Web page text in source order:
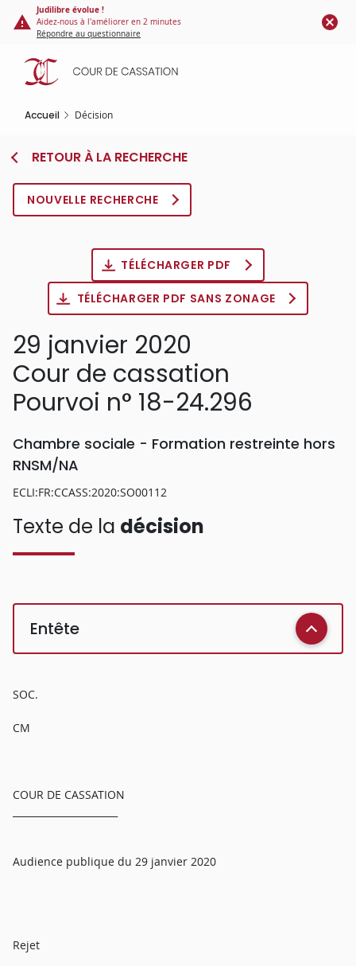
Panneau de gestion des cookies
contenu
principal
Judilibre évolue !
Aidez-nous à l'améliorer en 2 minutes
Répondre au questionnaire
Accueil Décision
RETOUR À LA RECHERCHE
NOUVELLE RECHERCHE
TÉLÉCHARGER PDF
TÉLÉCHARGER PDF SANS ZONAGE
29 janvier 2020
Cour de cassation
Pourvoi n° 18-24.296
Chambre sociale - Formation restreinte hors
RNSM/NA
ECLI:FR:CCASS:2020:SO00112
Texte de la décision
Entête
SOC.
CM
COUR DE CASSATION
Audience publique du 29 janvier 2020
Rejet